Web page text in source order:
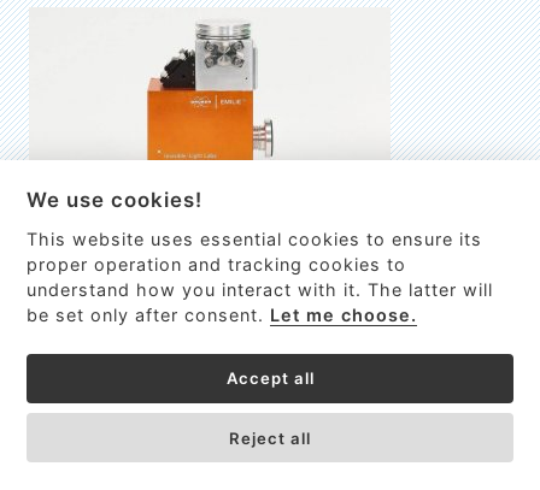
EMILIE
První nano-elektro-mechanický (NEMS) FTIR analyzátor
We use cookies!
This website uses essential cookies to ensure its
proper operation and tracking cookies to
understand how you interact with it. The latter will
be set only after consent. Let me choose.
Accept all
Reject all